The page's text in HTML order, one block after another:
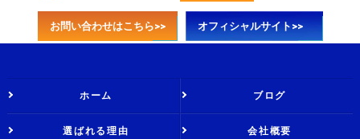
お問い合わせはこちら>> オフィシャルサイト>>
ホーム ブログ
選ばれる理由 会社概要